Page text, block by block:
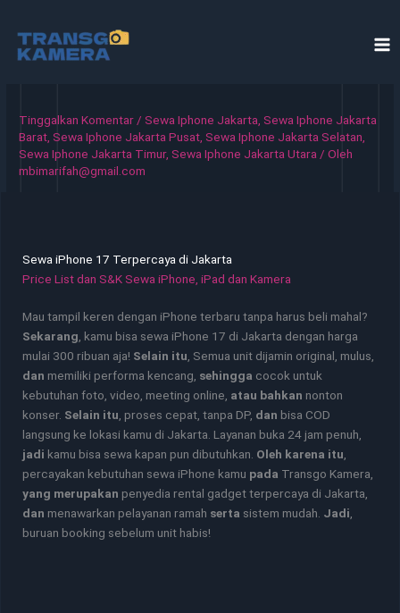
konten
Tinggalkan Komentar / Sewa Iphone Jakarta Sewa Iphone Jakarta
Barat Sewa Iphone Jakarta Pusat Sewa Iphone Jakarta Selatan
Sewa Iphone Jakarta Timur, Sewa Iphone Jakarta Utara / Oleh
mbimarifah@gmail.com
Sewa iPhone 17 Terpercaya di Jakarta
Price List dan S&K Sewa iPhone, iPad dan Kamera
Mau tampil keren dengan iPhone terbaru tanpa harus beli mahal?
Sekarang , kamu bisa sewa iPhone 17 di Jakarta dengan harga
mulai 300 ribuan aja! Selain itu , Semua unit dijamin original, mulus,
dan memiliki performa kencang, sehingga cocok untuk
kebutuhan foto, video, meeting online, atau bahkan nonton
konser. Selain itu , proses cepat, tanpa DP, dan bisa COD
langsung ke lokasi kamu di Jakarta. Layanan buka 24 jam penuh,
jadi kamu bisa sewa kapan pun dibutuhkan. Oleh karena itu
percayakan kebutuhan sewa iPhone kamu pada Transgo Kamera,
yang merupakan penyedia rental gadget terpercaya di Jakarta,
dan menawarkan pelayanan ramah serta sistem mudah. Jadi
buruan booking sebelum unit habis!